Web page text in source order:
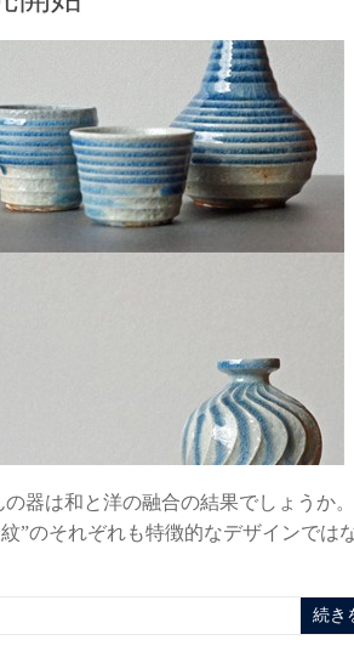
器は和と洋の融合の結果でしょうか
”のそれぞれも特徴的なデザインでは
続き